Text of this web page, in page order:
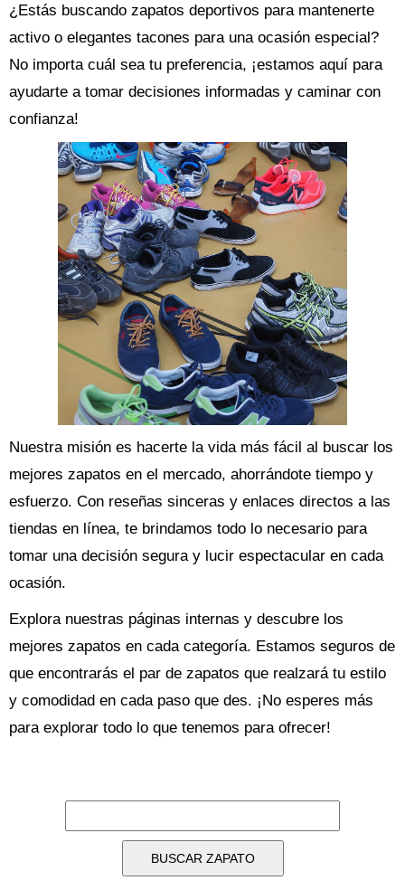
¿Estás buscando zapatos deportivos para mantenerte
activo o elegantes tacones para una ocasión especial?
No importa cuál sea tu preferencia, ¡estamos aquí para
ayudarte a tomar decisiones informadas y caminar con
confianza!
Nuestra misión es hacerte la vida más fácil al buscar los
mejores zapatos en el mercado, ahorrándote tiempo y
esfuerzo. Con reseñas sinceras y enlaces directos a las
tiendas en línea, te brindamos todo lo necesario para
tomar una decisión segura y lucir espectacular en cada
ocasión.
Explora nuestras páginas internas y descubre los
mejores zapatos en cada categoría. Estamos seguros de
que encontrarás el par de zapatos que realzará tu estilo
y comodidad en cada paso que des. ¡No esperes más
para explorar todo lo que tenemos para ofrecer!